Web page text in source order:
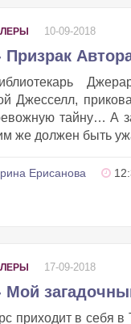
10-09-2018
Джесселл,
тайну… А
же должен быть
Ерисанова
17-09-2018
приходит в себя в